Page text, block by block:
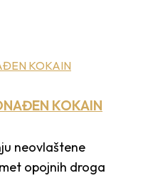
KOKAIN
neovlaštene
opojnih droga